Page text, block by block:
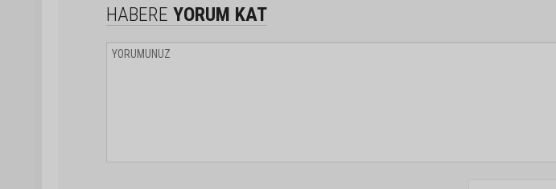
HABERE YORUM KAT